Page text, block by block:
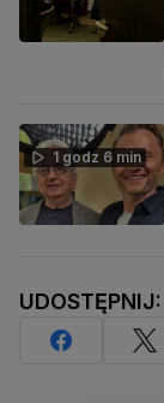
1 godz 6 min
UDOSTĘPNIJ: